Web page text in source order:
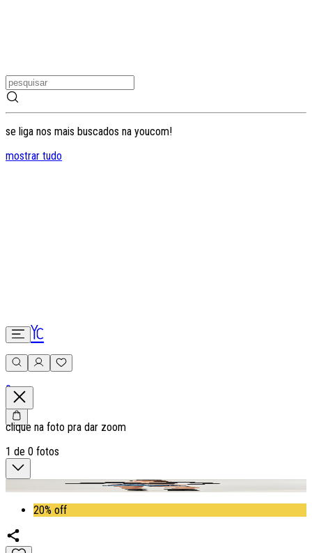
se liga nos mais buscados na youcom!
mostrar tudo
0
clique na foto pra dar zoom
1 de 0 fotos
20% off